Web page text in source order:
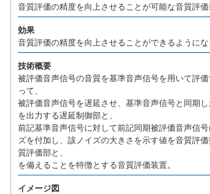
音質評価の精度を向上させることが可能な音質評価
効果
音質評価の精度を向上させることができるようにな
技術概要
被評価音声信号の音質を基準音声信号を用いて評
って、
被評価音声信号を遅延させ、基準音声信号と同期
を出力する遅延制御部と、
前記基準音声信号に対して前記同期被評価音声信
ズを付加し、該ノイズの大きさを示す値を音質評
質評価部と、
を備えることを特徴とする音質評価装置。
イメージ図